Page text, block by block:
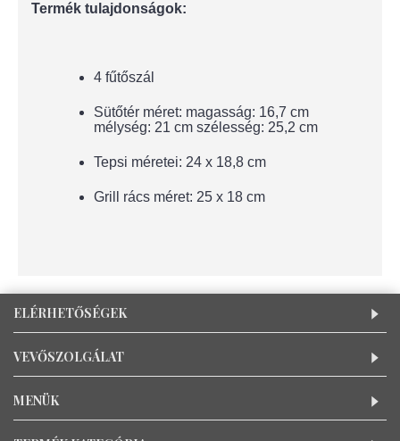
Termék tulajdonságok:
4 fűtőszál
Sütőtér méret: magasság: 16,7 cm
mélység: 21 cm szélesség: 25,2 cm
Tepsi méretei: 24 x 18,8 cm
Grill rács méret: 25 x 18 cm
ELÉRHETŐSÉGEK
VEVŐSZOLGÁLAT
MENÜK